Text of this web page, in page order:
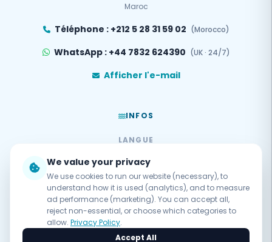
Maroc
Téléphone : +212 5 28 31 59 02 (Morocco)
WhatsApp : +44 7832 624390 (UK · 24/7)
Afficher l'e-mail
INFOS
LANGUE
PAIEMENT SÉCURISÉ
Propulsé par
We value your privacy
We use cookies to run our website (necessary), to
understand how it is used (analytics), and to measure
ad performance (marketing). You can accept all,
reject non-essential, or choose which categories to
allow. Privacy Policy.
Accept All